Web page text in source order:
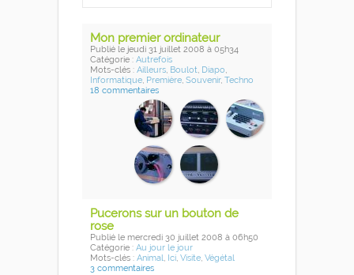
Mon premier ordinateur
Publié le jeudi 31 juillet 2008 à 05h34
Catégorie : Autrefois
Mots-clés : Ailleurs, Boulot, Diapo,
Informatique, Première, Souvenir, Techno
18 commentaires
Pucerons sur un bouton de
rose
Publié le mercredi 30 juillet 2008 à 06h50
Catégorie : Au jour le jour
Mots-clés : Animal, Ici, Visite, Végétal
3 commentaires